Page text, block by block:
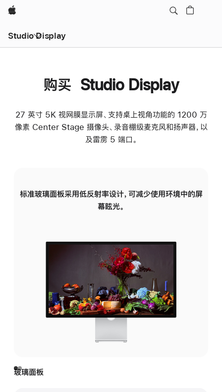
Apple
Studio Display
购买 Studio Display
27 英寸 5K 视网膜显示屏、支持桌上视角功能的 1200 万
像素 Center Stage 摄像头、录音棚级麦克风和扬声器，以
及雷雳 5 端口。
标准玻璃面板采用低反射率设计，可减少使用环境中的屏
幕眩光。
玻璃面板